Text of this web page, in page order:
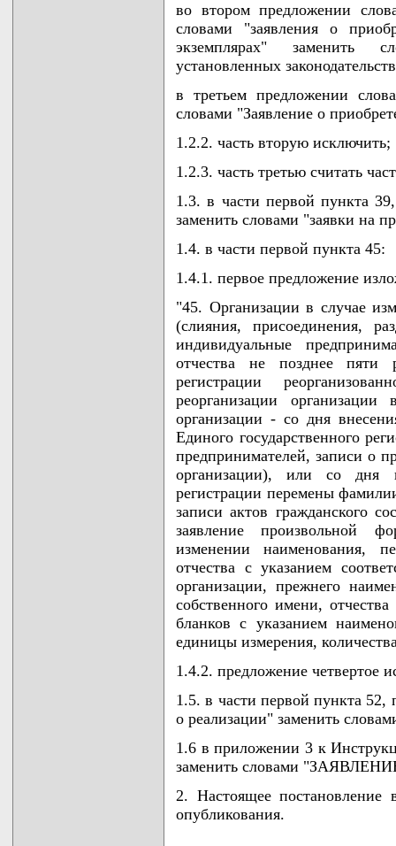
во втором предложении
словами "заявления о
экземплярах" заменить
установленных
в третьем предложении
словами "Заявление о
1.2.2. часть вторую исключить;
1.2.3. часть третью считать
1.3. в части первой пункта
заменить словами "заявки на
1.4. в части первой пункта 45:
1.4.1. первое предложение
"45. Организации в случае
(слияния, присоединения,
индивидуальные
отчества не позднее пяти
регистрации
реорганизации
организации - со дня
Единого государственного
предпринимателей, записи о
организации), или со дня
регистрации перемены
записи актов гражданского
заявление произвольной
изменении наименования,
отчества с указанием
организации, прежнего
собственного имени,
бланков с указанием
единицы измерения,
1.4.2. предложение четвертое
1.5. в части первой пункта 52,
о реализации" заменить
1.6 в приложении 3 к
заменить словами
2. Настоящее постановление
опубликования.